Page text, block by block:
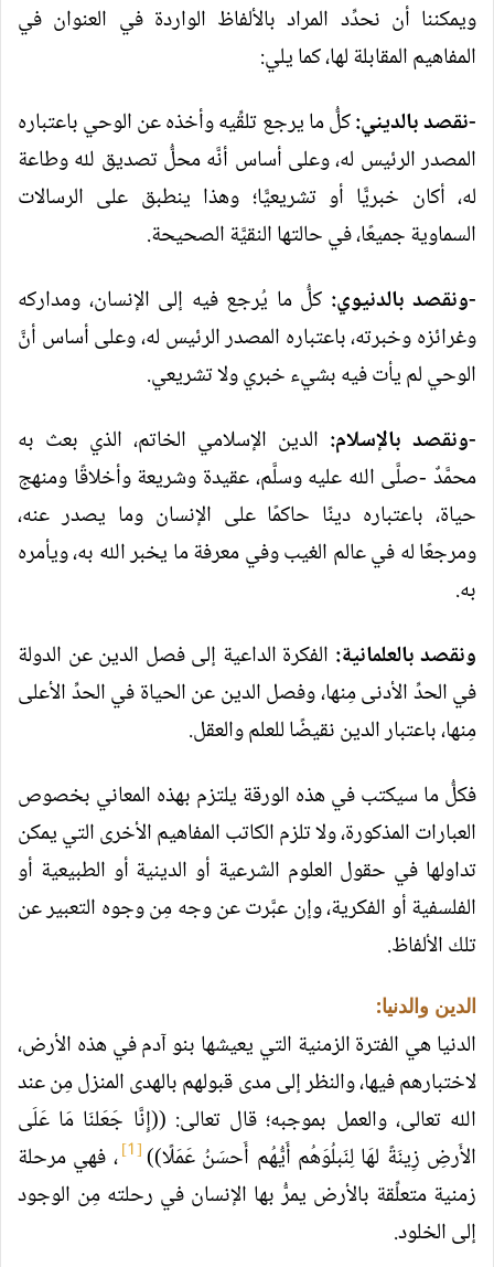
ويمكننا أن نحدِّد المراد بالألفاظ الواردة في العنوان في
المفاهيم المقابلة لها، كما يلي:
-نقصد بالديني:كلُّ ما يرجع تلقِّيه وأخذه عن الوحي باعتباره
المصدر الرئيس له، وعلى أساس أنَّه محلُّ تصديق لله وطاعة
له، أكان خبريًّا أو تشريعيًّا؛ وهذا ينطبق على الرسالات
السماوية جميعًا، في حالتها النقيَّة الصحيحة.
-ونقصد بالدنيوي: كلُّ ما يُرجع فيه إلى الإنسان، ومداركه
وغرائزه وخبرته، باعتباره المصدر الرئيس له، وعلى أساس أنَّ
الوحي لم يأت فيه بشيء خبري ولا تشريعي.
-ونقصد بالإسلام: الدين الإسلامي الخاتم، الذي بعث به
محمَّدٌ -صلَّى الله عليه وسلَّم، عقيدة وشريعة وأخلاقًا ومنهج
حياة، باعتباره دينًا حاكمًا على الإنسان وما يصدر عنه،
ومرجعًا له في عالم الغيب وفي معرفة ما يخبر الله به، ويأمره
به.
ونقصد بالعلمانية: الفكرة الداعية إلى فصل الدين عن الدولة
في الحدِّ الأدنى مِنها، وفصل الدين عن الحياة في الحدِّ الأعلى
مِنها، باعتبار الدين نقيضًا للعلم والعقل.
فكلُّ ما سيكتب في هذه الورقة يلتزم بهذه المعاني بخصوص
العبارات المذكورة، ولا تلزم الكاتب المفاهيم الأخرى التي يمكن
تداولها في حقول العلوم الشرعية أو الدينية أو الطبيعية أو
الفلسفية أو الفكرية، وإن عبَّرت عن وجه مِن وجوه التعبير عن
تلك الألفاظ.
الدين والدنيا:
الدنيا هي الفترة الزمنية التي يعيشها بنو آدم في هذه الأرض،
لاختبارهم فيها، والنظر إلى مدى قبولهم بالهدى المنزل مِن عند
الله تعالى، والعمل بموجبه؛ قال تعالى: ((إِنَّا جَعَلنَا مَا عَلَى
الأَرضِ زِينَةً لهَا لِنَبلُوَهُم أَيُّهُم أَحسَنُ عَمَلًا))[1]
، فهي مرحلة
زمنية متعلِّقة بالأرض يمرُّ بها الإنسان في رحلته مِن الوجود
إلى الخلود.